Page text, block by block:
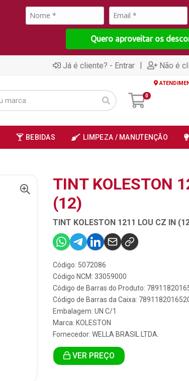
Quero aproveitar os
Já é cliente? - Entrar | Não é
0
BEBIDAS LIMPEZA / MANUTENÇÃO
TINT KOLESTON
(12)
TINT KOLESTON 1211 LOU CZ IN
Código: 5072086
Código NCM: 33059000
Código de Barras do Produto:
Código de Barras da Caixa:
Embalagem: UN C/1
Marca: KOLESTON
Fornecedor: WELLA BRASIL LTDA.
VER PREÇO